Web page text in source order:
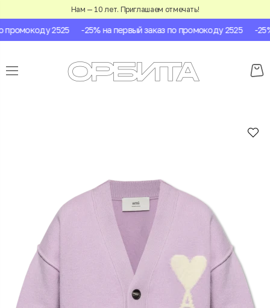
Нам — 10 лет. Приглашаем отмечать!
2525 -25% на первый заказ по промокоду 2525 -